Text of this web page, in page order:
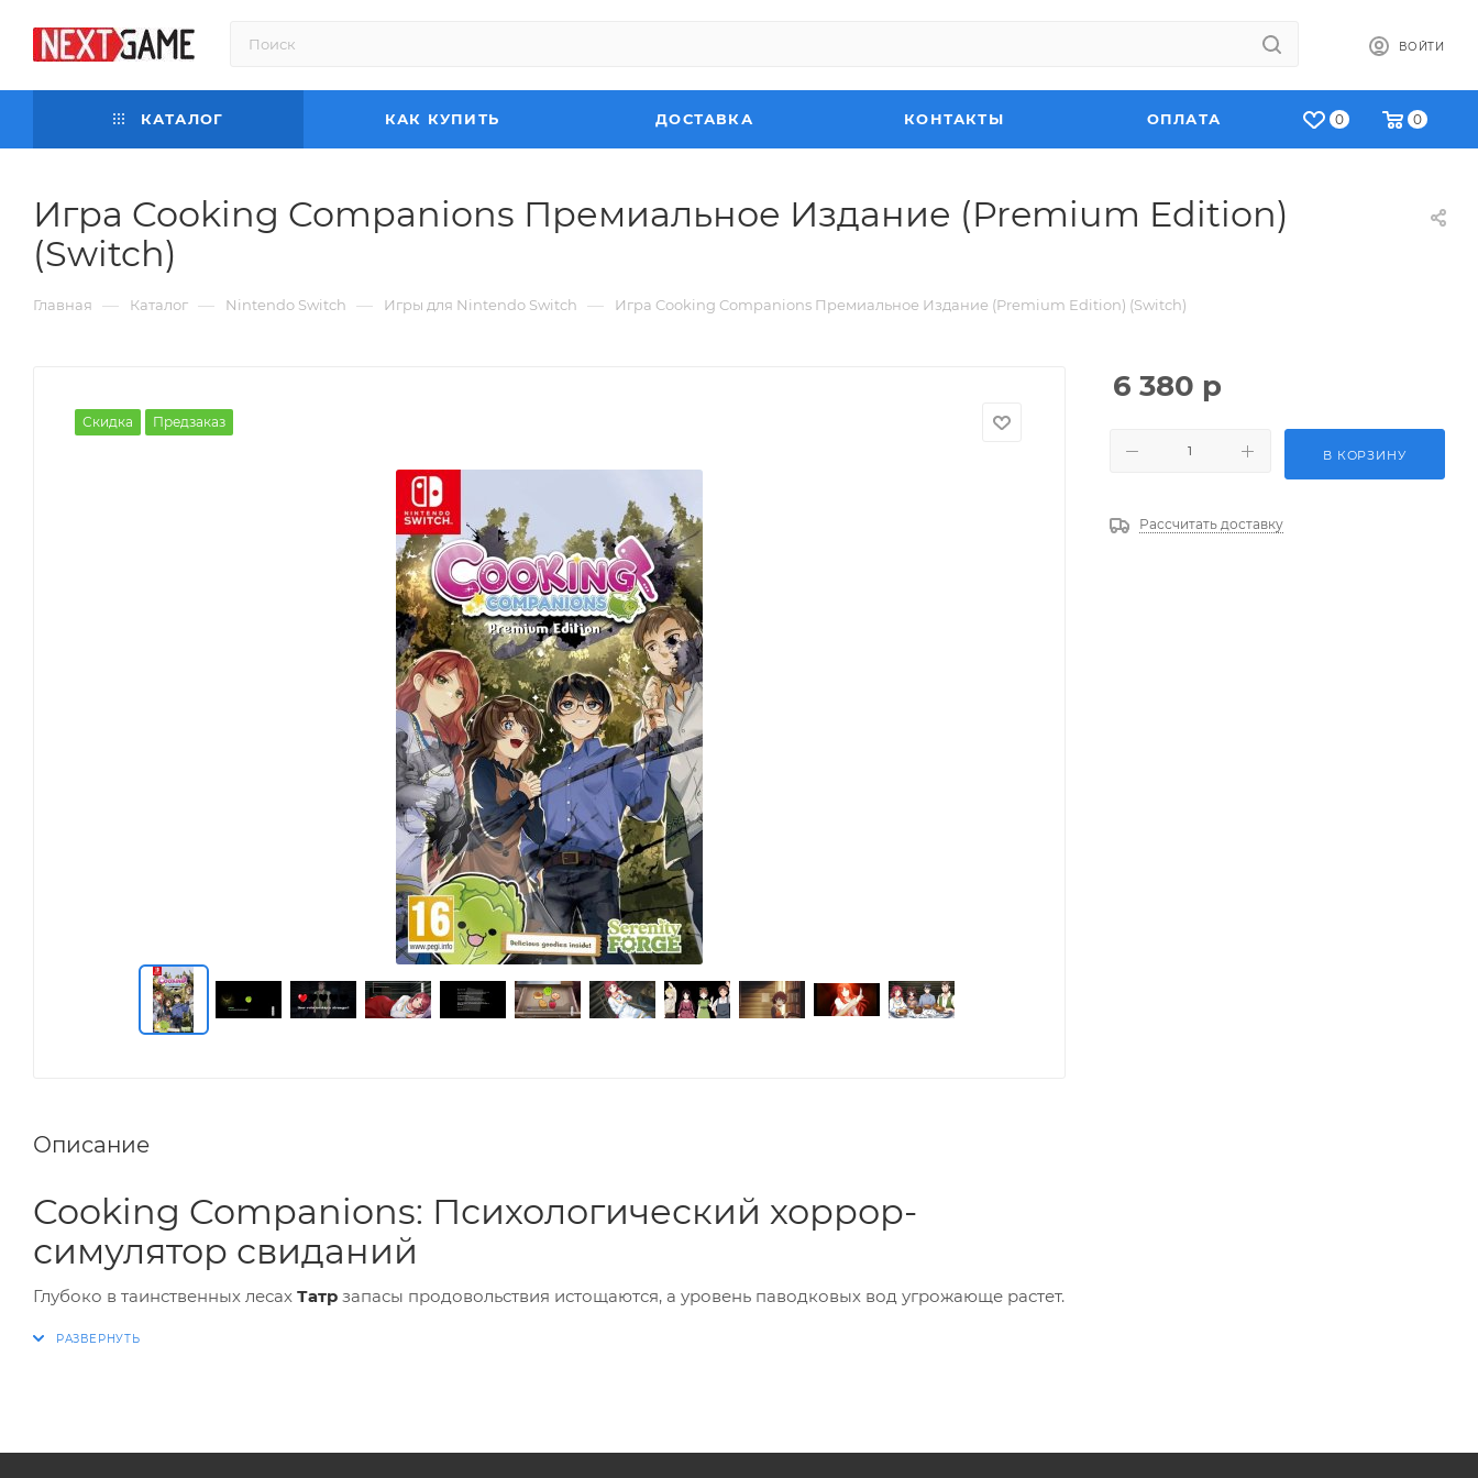
ВОЙТИ
0 0
КАТАЛОГ КАК КУПИТЬ ДОСТАВКА КОНТАКТЫ ОПЛАТА
Игра Cooking Companions Премиальное Издание (Premium Edition)
(Switch)
Главная — Каталог — Nintendo Switch — Игры для Nintendo Switch — Игра Cooking Companions Премиальное Издание (Premium Edition) (Switch)
Скидка Предзаказ
Описание
Cooking Companions: Психологический хоррор-
симулятор свиданий
Глубоко в таинственных лесах Татр запасы продовольствия истощаются, а уровень паводковых вод угрожающе растет.
6 380 р
В КОРЗИНУ
Рассчитать доставку